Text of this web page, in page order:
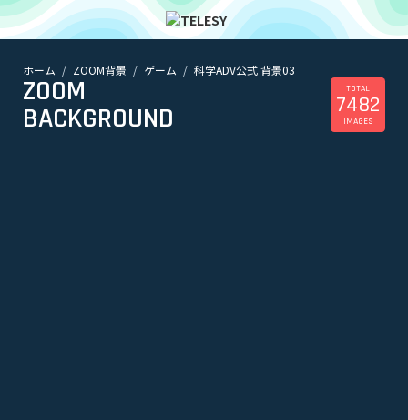
ホーム
ホーム ZOOM背景 ゲーム 科学ADV公式 背景03
ZOOM
BACKGROUND
TOTAL
7482
IMAGES